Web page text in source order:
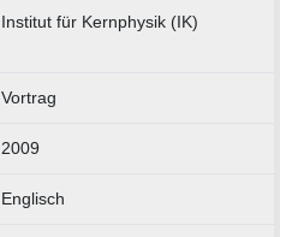
Institut für Kernphysik (IK)
Vortrag
2009
Englisch